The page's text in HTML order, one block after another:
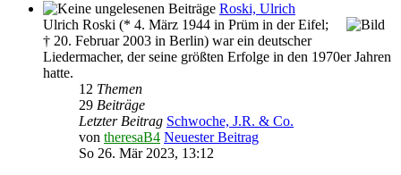
Roski, Ulrich
Ulrich Roski (* 4. März 1944 in Prüm in der Eifel;
† 20. Februar 2003 in Berlin) war ein deutscher
Liedermacher, der seine größten Erfolge in den 1970er Jahren
hatte.
12 Themen
29 Beiträge
Letzter Beitrag Schwoche, J.R. & Co.
von theresaB4 Neuester Beitrag
So 26. Mär 2023, 13:12